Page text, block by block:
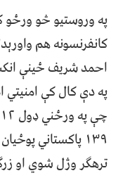
کانفرنسونه هم
احمد شریف ځینې
ترهګر وژل شوي او